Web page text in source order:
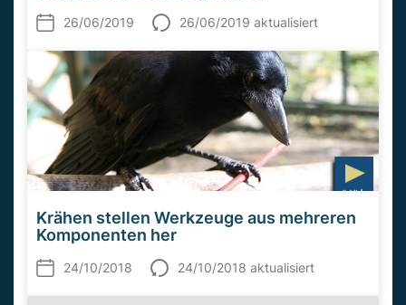
26/06/2019 26/06/2019 aktualisiert
Krähen stellen Werkzeuge aus mehreren
Komponenten her
24/10/2018 24/10/2018 aktualisiert